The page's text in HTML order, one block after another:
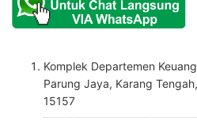
Komplek Departemen
Parung Jaya, Karang
15157